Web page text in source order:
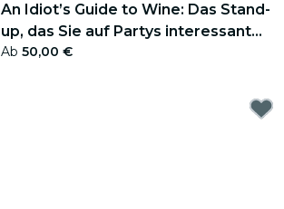
An Idiot’s Guide to Wine: Das Stand-
up, das Sie auf Partys interessant
macht - Geschenkgutschein
Ab 50,00 €